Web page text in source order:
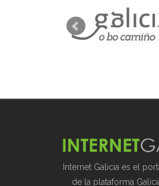
Internet Galicia es el
de la plataforma